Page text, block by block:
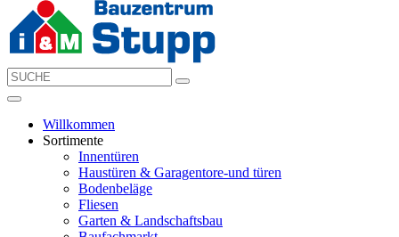
Willkommen
Sortimente
Innentüren
Haustüren & Garagentore-und türen
Bodenbeläge
Fliesen
Garten & Landschaftsbau